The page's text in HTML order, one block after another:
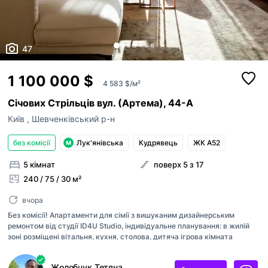
47
1 100 000 $ 4 583 $/м²
Січових Стрільців вул. (Артема), 44-А
Київ , Шевченківський р-н
без комісії Лук'янівська Кудрявець ЖК А52
5 кімнат
240 / 75 / 30 м²
поверх 5 з 17
вчора
Без комісії! Апартаменти для сімії з вишуканим дизайнерським
ремонтом від студії ID4U Studio, індивідуальне планування: в жилій
зоні розміщені вітальня, кухня, столова, дитяча ігрова кімната
вид на Покровський монастир та зелений сквер. Квартира оснащена